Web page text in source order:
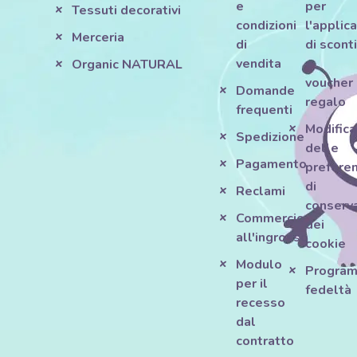
Tessuti decorativi
Merceria
Organic NATURAL
e
condizioni
di
vendita
Domande
frequenti
Spedizione
Pagamento
Reclami
Commercio
all'ingrosso
Modulo
per il
recesso
dal
contratto
per
di sconti
e
voucher
regalo
Modifica
delle
di
dei
cookie
fedeltà